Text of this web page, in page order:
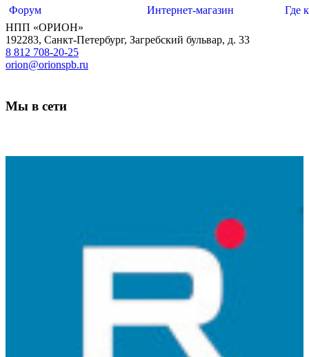
Форум
Интернет-магазин
Где
НПП «ОРИОН»
192283, Санкт-Петербург, Загребский бульвар, д. 33
8 812 708-20-25
orion@orionspb.ru
Мы в сети